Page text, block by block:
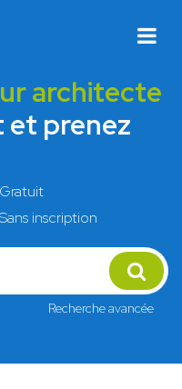
architecte
prenez
Gratuit
Sans inscription
Recherche avancée